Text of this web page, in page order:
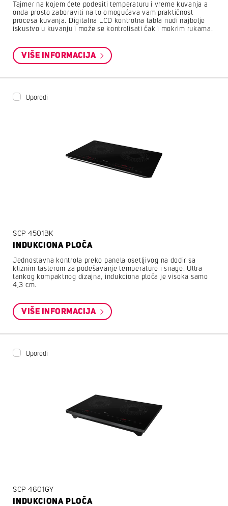
Tajmer na kojem ćete podesiti temperaturu i vreme kuvanja a
onda prosto zaboraviti na to omogućava vam praktičnost
procesa kuvanja. Digitalna LCD kontrolna tabla nudi najbolje
iskustvo u kuvanju i može se kontrolisati čak i mokrim rukama.
VIŠE INFORMACIJA
Uporedi
SCP 4501BK
INDUKCIONA PLOČA
Jednostavna kontrola preko panela osetljivog na dodir sa
kliznim tasterom za podešavanje temperature i snage. Ultra
tankog kompaktnog dizajna, indukciona ploča je visoka samo
4,3 cm.
VIŠE INFORMACIJA
Uporedi
SCP 4601GY
INDUKCIONA PLOČA